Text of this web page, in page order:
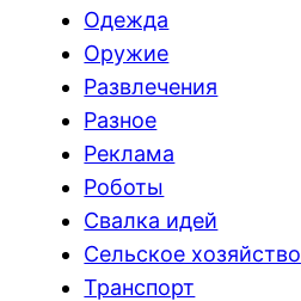
Одежда
Оружие
Развлечения
Разное
Реклама
Роботы
Свалка идей
Сельское хозяйство
Транспорт